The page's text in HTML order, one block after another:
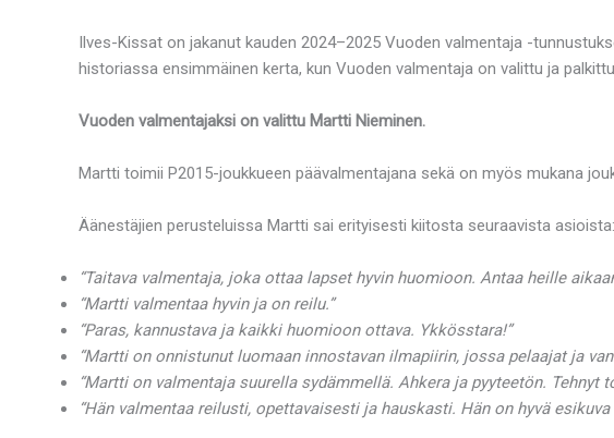
Ilves-Kissat on jakanut kauden 2024–2025 Vuoden valmentaja -
historiassa ensimmäinen kerta, kun Vuoden valmentaja on valittu ja
Vuoden valmentajaksi on valittu Martti Nieminen.
Martti toimii P2015-joukkueen päävalmentajana sekä on myös mukana
Äänestäjien perusteluissa Martti sai erityisesti kiitosta seuraavista asioista:
“Taitava valmentaja, joka ottaa lapset hyvin huomioon. Antaa heille
“Martti valmentaa hyvin ja on reilu.”
“Paras, kannustava ja kaikki huomioon ottava. Ykkösstara!”
“Martti on onnistunut luomaan innostavan ilmapiirin, jossa pelaajat ja
“Martti on valmentaja suurella sydämmellä. Ahkera ja pyyteetön. Tehnyt
“Hän valmentaa reilusti, opettavaisesti ja hauskasti. Hän on hyvä